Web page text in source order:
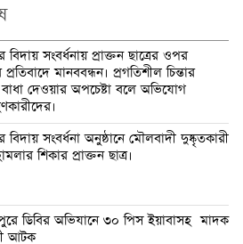
বিদায় সংবর্ধনায় প্রাক্তন ছাত্রের ওপর
মানববন্ধন। প্রগতিশীল চিন্তার
বাধা দেওয়ার অপচেষ্টা বলে অভিযোগ
বিদায় সংবর্ধনা অনুষ্ঠানে মৌলবাদী দুষ্কৃতকারী
শিকার প্রাক্তন ছাত্র।
ডিবির অভিযানে ৩০ পিস ইয়াবাসহ মাদক
আটক